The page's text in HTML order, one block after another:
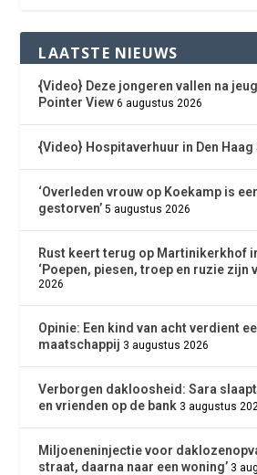
LAATSTE NIEUWS
{Video} Deze jongeren vallen na
Pointer View 6 augustus 2026
{Video} Hospitaverhuur in Den Haag
‘Overleden vrouw op Koekamp is
gestorven’ 5 augustus 2026
Rust keert terug op Martinikerkhof
‘Poepen, piesen, troep en ruzie zijn
2026
Opinie: Een kind van acht verdient
maatschappij 3 augustus 2026
Verborgen dakloosheid: Sara
en vrienden op de bank 3 augustus
Miljoeneninjectie voor
straat, daarna naar een woning’ 3